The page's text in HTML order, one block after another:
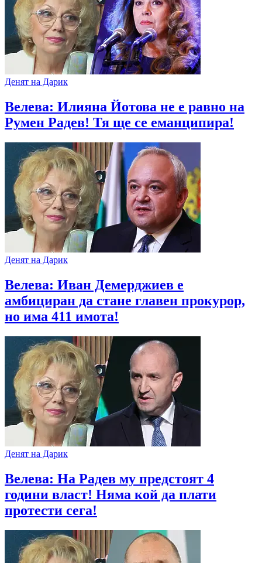
Денят на Дарик
Велева: Илияна Йотова не е равно на
Румен Радев! Тя ще се еманципира!
Денят на Дарик
Велева: Иван Демерджиев е
амбициран да стане главен прокурор,
но има 411 имота!
Денят на Дарик
Велева: На Радев му предстоят 4
години власт! Няма кой да плати
протести сега!